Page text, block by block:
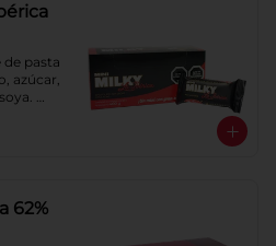
de pasta
azúcar,
62%